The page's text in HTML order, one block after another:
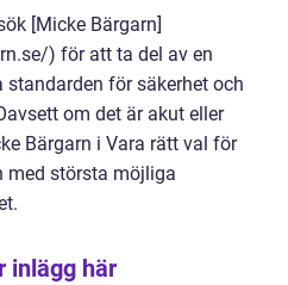
[Micke Bärgarn]
) för att ta del av en
för säkerhet och
om det är akut eller
Bärgarn i Vara rätt val för
med största möjliga
inlägg här